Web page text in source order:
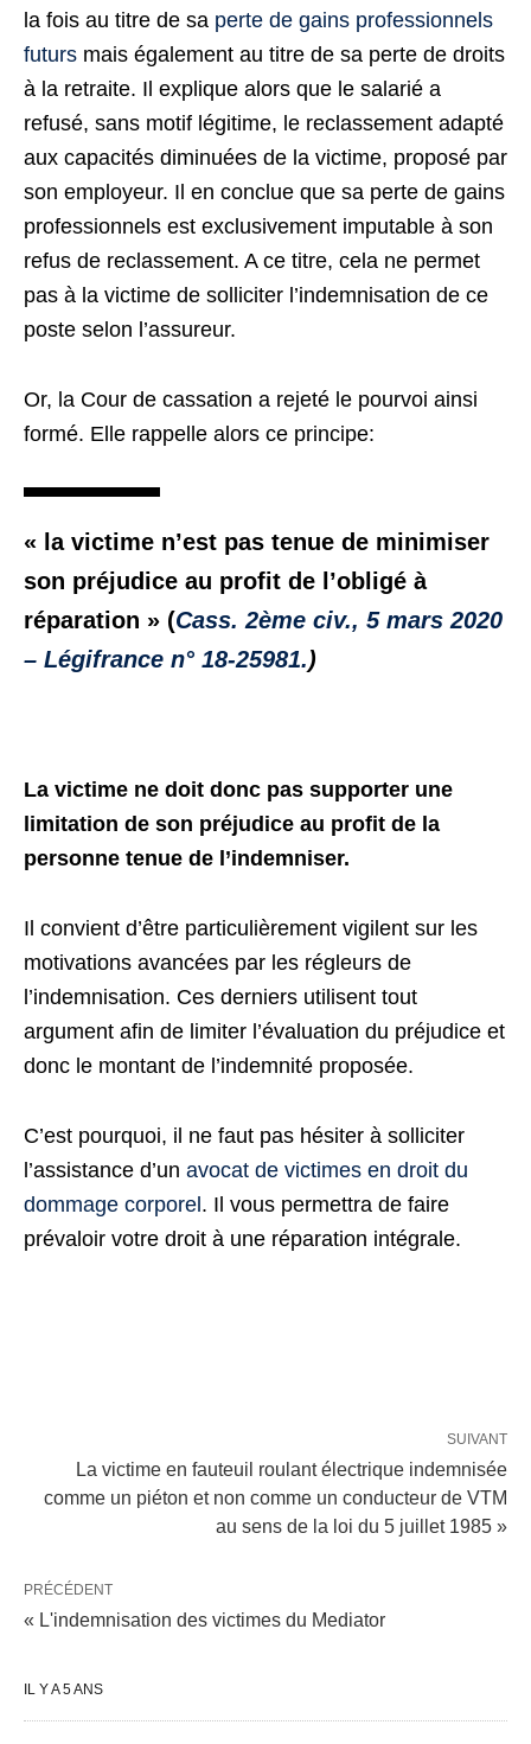
la fois au titre de sa perte de gains professionnels
futurs mais également au titre de sa perte de droits
à la retraite. Il explique alors que le salarié a
refusé, sans motif légitime, le reclassement adapté
aux capacités diminuées de la victime, proposé par
son employeur. Il en conclue que sa perte de gains
professionnels est exclusivement imputable à son
refus de reclassement. A ce titre, cela ne permet
pas à la victime de solliciter l’indemnisation de ce
poste selon l’assureur.
Or, la Cour de cassation a rejeté le pourvoi ainsi
formé. Elle rappelle alors ce principe:
« la victime n’est pas tenue de minimiser
son préjudice au profit de l’obligé à
réparation » (Cass. 2ème civ., 5 mars 2020
– Légifrance n° 18-25981.)
La victime ne doit donc pas supporter une
limitation de son préjudice au profit de la
personne tenue de l’indemniser.
Il convient d’être particulièrement vigilent sur les
motivations avancées par les régleurs de
l’indemnisation. Ces derniers utilisent tout
argument afin de limiter l’évaluation du préjudice et
donc le montant de l’indemnité proposée.
C’est pourquoi, il ne faut pas hésiter à solliciter
l’assistance d’un avocat de victimes en droit du
dommage corporel . Il vous permettra de faire
prévaloir votre droit à une réparation intégrale.
SUIVANT
La victime en fauteuil roulant électrique indemnisée
comme un piéton et non comme un conducteur de VTM
au sens de la loi du 5 juillet 1985 »
PRÉCÉDENT
« L'indemnisation des victimes du Mediator
IL Y A 5 ANS